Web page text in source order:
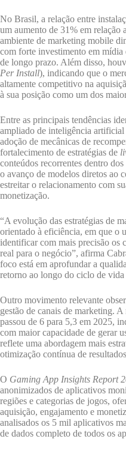
No Brasil, a relação entre
um aumento de 31% em relação
ambiente de marketing mobile
com forte investimento em mídia
de longo prazo. Além disso,
Per Install), indicando que o
altamente competitivo na
à sua posição como um dos
Entre as principais tendências
ampliado de inteligência artificial
adoção de mecânicas de
fortalecimento de estratégias de
conteúdos recorrentes dentro
o avanço de modelos diretos ao
estreitar o relacionamento com
monetização.
“A evolução das estratégias de
orientado à eficiência, em que o
identificar com mais precisão os
real para o negócio”, afirma
foco está em aprofundar a
retorno ao longo do ciclo de vida
Outro movimento relevante
gestão de canais de marketing.
passou de 6 para 5,3 em 2025,
com maior capacidade de gerar
reflete uma abordagem mais
otimização contínua de
O Gaming App Insights Report
anonimizados de aplicativos
regiões e categorias de jogos,
aquisição, engajamento e
analisados os 5 mil aplicativos
de dados completo de todos os